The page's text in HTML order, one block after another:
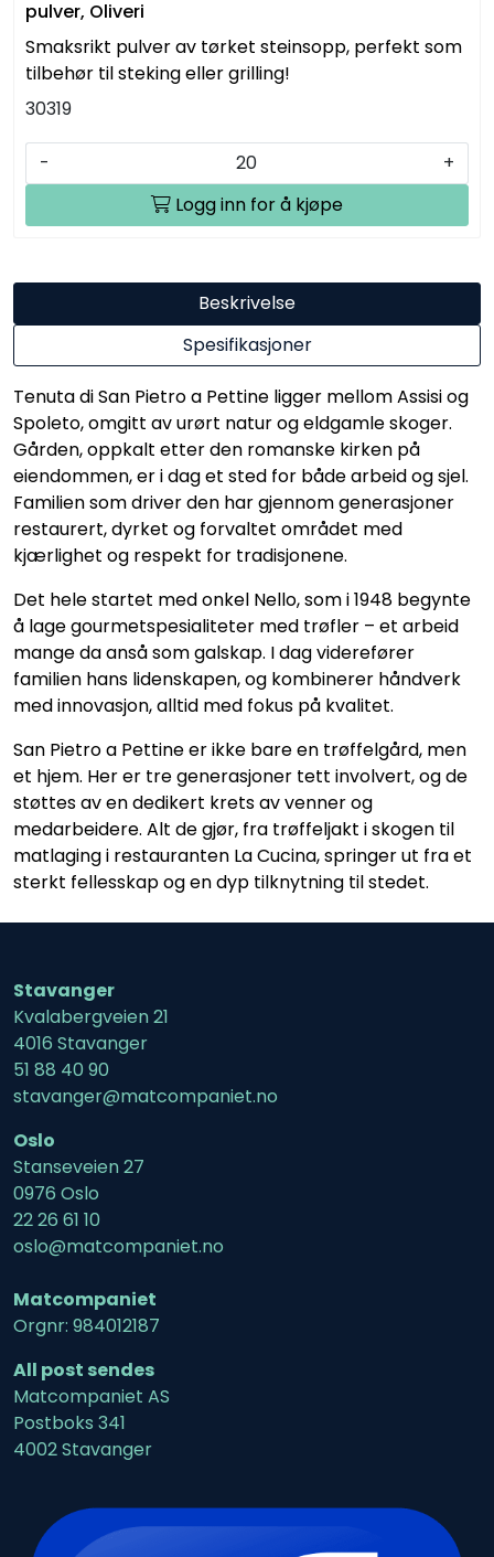
pulver, Oliveri
Smaksrikt pulver av tørket steinsopp, perfekt som
tilbehør til steking eller grilling!
30319
-
+
Logg inn for å kjøpe
Beskrivelse
Spesifikasjoner
Tenuta di San Pietro a Pettine ligger mellom Assisi og
Spoleto, omgitt av urørt natur og eldgamle skoger.
Gården, oppkalt etter den romanske kirken på
eiendommen, er i dag et sted for både arbeid og sjel.
Familien som driver den har gjennom generasjoner
restaurert, dyrket og forvaltet området med
kjærlighet og respekt for tradisjonene.
Det hele startet med onkel Nello, som i 1948 begynte
å lage gourmetspesialiteter med trøfler – et arbeid
mange da anså som galskap. I dag viderefører
familien hans lidenskapen, og kombinerer håndverk
med innovasjon, alltid med fokus på kvalitet.
San Pietro a Pettine er ikke bare en trøffelgård, men
et hjem. Her er tre generasjoner tett involvert, og de
støttes av en dedikert krets av venner og
medarbeidere. Alt de gjør, fra trøffeljakt i skogen til
matlaging i restauranten La Cucina, springer ut fra et
sterkt fellesskap og en dyp tilknytning til stedet.
Stavanger
Kvalabergveien 21
4016 Stavanger
51 88 40 90
stavanger@matcompaniet.no
Oslo
Stanseveien 27
0976 Oslo
22 26 61 10
oslo@matcompaniet.no
Matcompaniet
Orgnr: 984012187
All post sendes
Matcompaniet AS
Postboks 341
4002 Stavanger